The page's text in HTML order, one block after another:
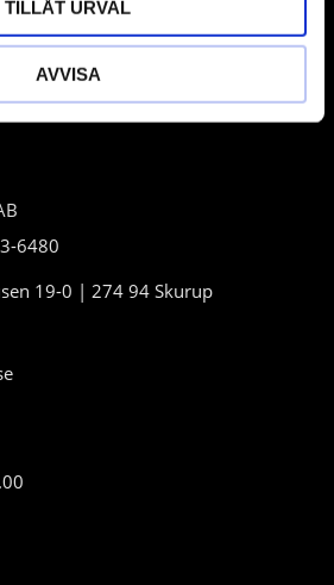
TILLÅT URVAL
AVVISA
6480
19-0 | 274 94 Skurup